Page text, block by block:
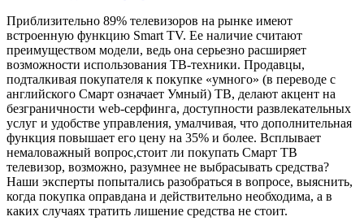
Приблизительно 89% телевизоров на рынке имеют
встроенную функцию Smart TV. Ее наличие считают
преимуществом модели, ведь она серьезно расширяет
возможности использования ТВ-техники. Продавцы,
подталкивая покупателя к покупке «умного» (в переводе с
английского Смарт означает Умный) ТВ, делают акцент на
безграничности web-серфинга, доступности развлекательных
услуг и удобстве управления, умалчивая, что дополнительная
функция повышает его цену на 35% и более. Всплывает
немаловажный вопрос,стоит ли покупать Смарт ТВ
телевизор, возможно, разумнее не выбрасывать средства?
Наши эксперты попытались разобраться в вопросе, выяснить,
когда покупка оправдана и действительно необходима, а в
каких случаях тратить лишение средства не стоит.